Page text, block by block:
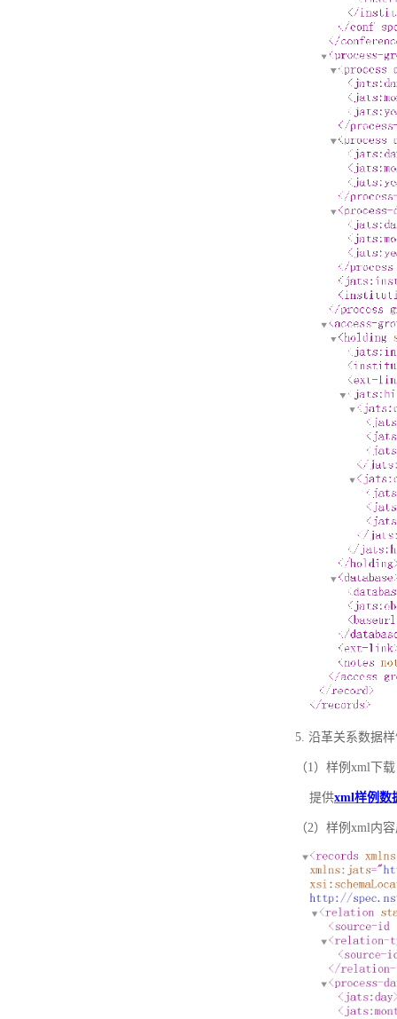
5. 沿革关系数据
（1）样例xml下载
提供xml样例数
（2）样例xml内